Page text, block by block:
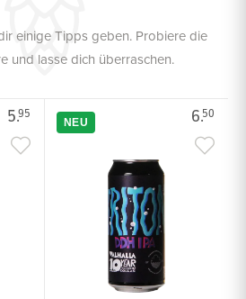
einige Tipps geben. Probiere die
und lasse dich überraschen.
5.95 6.50
NEU